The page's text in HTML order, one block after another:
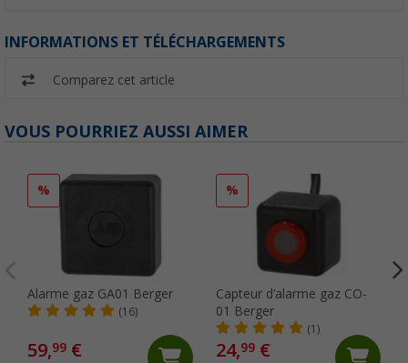
INFORMATIONS ET TÉLÉCHARGEMENTS
Comparez cet article
VOUS POURRIEZ AUSSI AIMER
%
Alarme gaz GA01 Berger
(16)
59,99 €
%
Capteur d'alarme gaz CO-
01 Berger
(1)
24,99€